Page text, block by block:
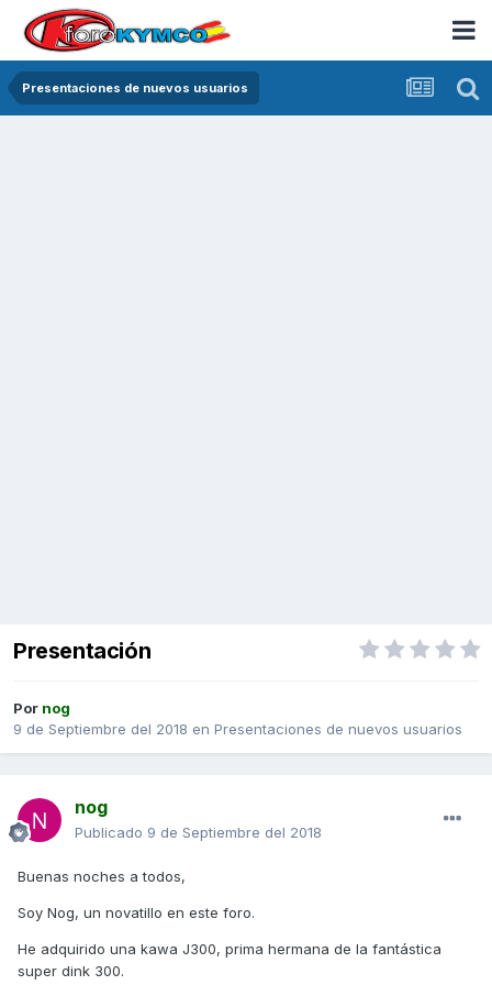
Presentaciones de nuevos usuarios
Presentación
Por nog
9 de Septiembre del 2018 en Presentaciones de nuevos usuarios
nog
Publicado 9 de Septiembre del 2018
Buenas noches a todos,
Soy Nog, un novatillo en este foro.
He adquirido una kawa J300, prima hermana de la fantástica
super dink 300.